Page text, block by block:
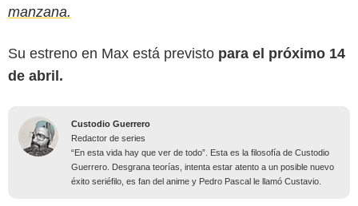
manzana.
Su estreno en Max está previsto para el próximo 14
de abril.
Custodio Guerrero
Redactor de series
“En esta vida hay que ver de todo”. Esta es la filosofía de Custodio
Guerrero. Desgrana teorías, intenta estar atento a un posible nuevo
éxito seriéfilo, es fan del anime y Pedro Pascal le llamó Custavio.